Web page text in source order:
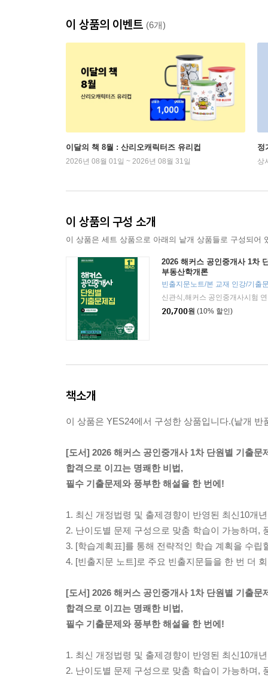
이 상품의 이벤트 (6개)
이달의 책 8월 : 산리오캐릭터즈 유리컵
2026년 08월 01일 ~ 2026년 08월 31일
정
상
이 상품의 구성 소개
이 상품은 세트 상품으로 아래의 낱개 상품들로 구성되어
2026 해커스 공인중개사 1차
부동산학개론
빈출지문노트/본 교재 인강/기출
신관식,해커스 공인중개사시험
20,700원 (10% 할인)
책소개
이 상품은 YES24에서 구성한 상품입니다.(낱개 반
[도서] 2026 해커스 공인중개사 1차 단원별 기출
합격으로 이끄는 명쾌한 비법,
필수 기출문제와 풍부한 해설을 한 번에!
1. 최신 개정법령 및 출제경향이 반영된 최신10개
2. 난이도별 문제 구성으로 맞춤 학습이 가능하며,
3. [학습계획표]를 통해 전략적인 학습 계획을 수립
4. [빈출지문 노트]로 주요 빈출지문들을 한 번 더
[도서] 2026 해커스 공인중개사 1차 단원별 기출
합격으로 이끄는 명쾌한 비법,
필수 기출문제와 풍부한 해설을 한 번에!
1. 최신 개정법령 및 출제경향이 반영된 최신10개
2. 난이도별 문제 구성으로 맞춤 학습이 가능하며,